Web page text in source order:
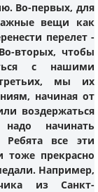
Во-первых, для
вещи как
перелет -
вторых, чтобы
с нашими
мы их
начиная от
воздержаться
начинать
Ребята все эти
прекрасно
Например,
из Санкт-